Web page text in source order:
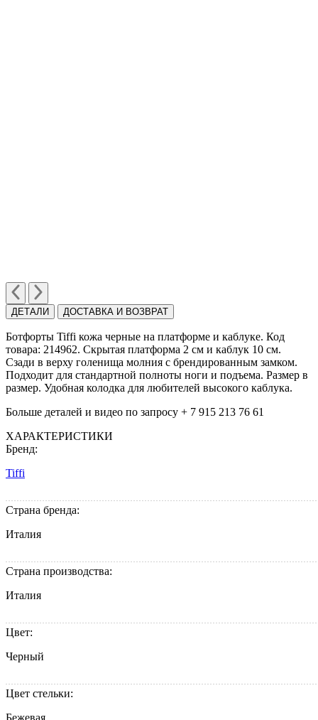
ДЕТАЛИ ДОСТАВКА И ВОЗВРАТ
Ботфорты Tiffi кожа черные на платформе и каблуке. Код
товара: 214962. Скрытая платформа 2 см и каблук 10 см.
Сзади в верху голенища молния с брендированным замком.
Подходит для стандартной полноты ноги и подъема. Размер в
размер. Удобная колодка для любителей высокого каблука.
Больше деталей и видео по запросу + 7 915 213 76 61
ХАРАКТЕРИСТИКИ
Бренд:
Tiffi
Страна бренда:
Италия
Страна производства:
Италия
Цвет:
Черный
Цвет стельки: